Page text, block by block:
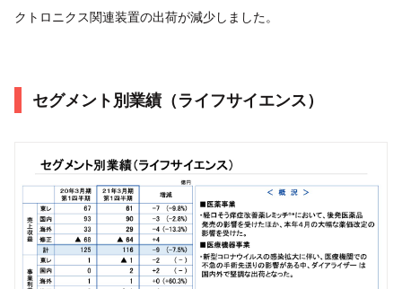
クトロニクス関連装置の出荷が減少しました。
セグメント別業績（ライフサイエンス）